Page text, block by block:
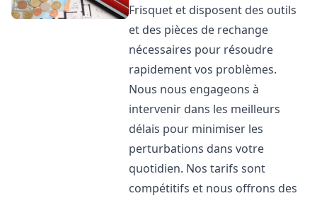
Frisquet et disposent des outils
et des pièces de rechange
nécessaires pour résoudre
rapidement vos problèmes.
Nous nous engageons à
intervenir dans les meilleurs
délais pour minimiser les
perturbations dans votre
quotidien. Nos tarifs sont
compétitifs et nous offrons des